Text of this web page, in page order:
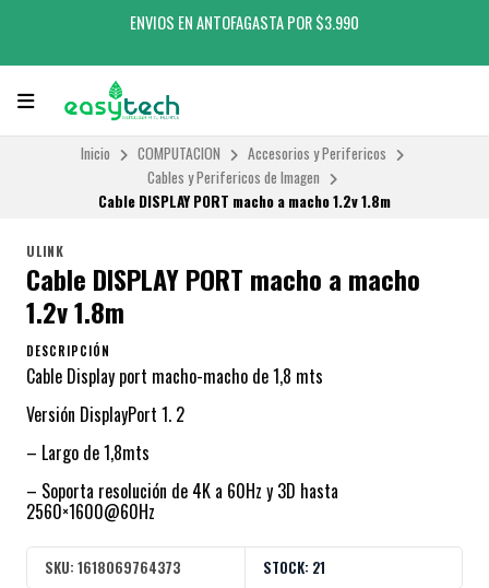
ENVIOS EN ANTOFAGASTA POR $3.990
Inicio COMPUTACION
Accesorios y Perifericos
Cables y Perifericos de Imagen
Cable DISPLAY PORT macho a macho 1.2v 1.8m
ULINK
Cable DISPLAY PORT macho a macho
1.2v 1.8m
DESCRIPCIÓN
Cable Display port macho-macho de 1,8 mts
Versión DisplayPort 1. 2
– Largo de 1,8mts
– Soporta resolución de 4K a 60Hz y 3D hasta
2560×1600@60Hz
SKU: 1618069764373 STOCK: 21